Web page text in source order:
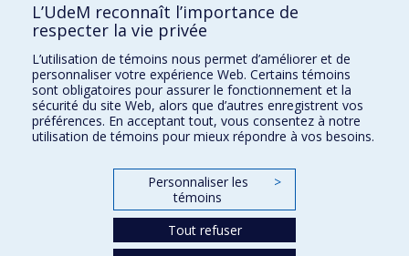
Écoles
Orthophonie et audiologie
Réadaptation
Directions
L’UdeM reconnaît l’importance de
respecter la vie privée
L’utilisation de témoins nous permet d’améliorer et de
personnaliser votre expérience Web. Certains témoins
sont obligatoires pour assurer le fonctionnement et la
sécurité du site Web, alors que d’autres enregistrent vos
préférences. En acceptant tout, vous consentez à notre
utilisation de témoins pour mieux répondre à vos besoins.
Personnaliser les
témoins
>
Tout refuser